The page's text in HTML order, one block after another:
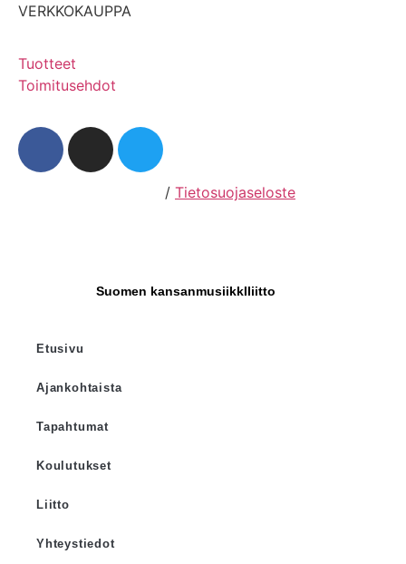
VERKKOKAUPPA
Tuotteet
Toimitusehdot
/ Tietosuojaseloste
Suomen kansanmusiikkIliitto
Etusivu
Ajankohtaista
Tapahtumat
Koulutukset
Liitto
Yhteystiedot